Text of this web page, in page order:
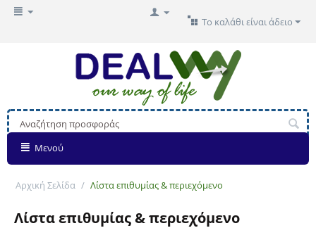
Το καλάθι είναι άδειο
Μενού
Αρχική Σελίδα / Λίστα επιθυμίας & περιεχόμενο
Λίστα επιθυμίας & περιεχόμενο